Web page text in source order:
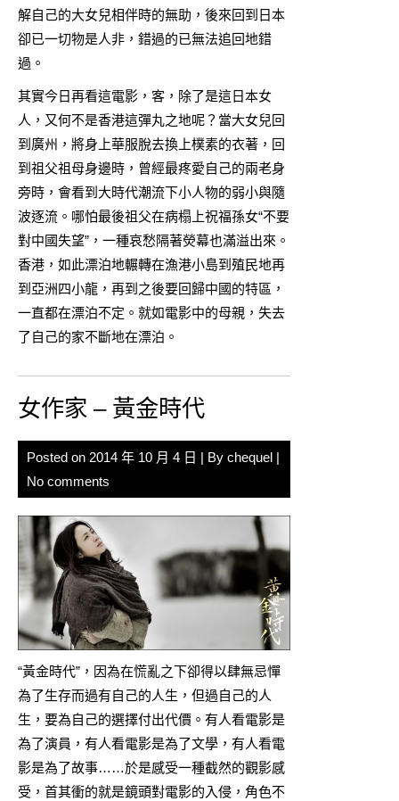
解自己的大女兒相伴時的無助，後來回到日本
卻已一切物是人非，錯過的已無法追回地錯
過。
其實今日再看這電影，客，除了是這日本女
人，又何不是香港這彈丸之地呢？當大女兒回
到廣州，將身上華服脫去換上樸素的衣著，回
到祖父祖母身邊時，曾經最疼愛自己的兩老身
旁時，會看到大時代潮流下小人物的弱小與隨
波逐流。哪怕最後祖父在病榻上祝福孫女“不要
對中國失望”，一種哀愁隔著熒幕也滿溢出來。
香港，如此漂泊地輾轉在漁港小島到殖民地再
到亞洲四小龍，再到之後要回歸中國的特區，
一直都在漂泊不定。就如電影中的母親，失去
了自己的家不斷地在漂泊。
女作家 – 黃金時代
Posted on 2014 年 10 月 4 日 | By chequel
No comments
“黃金時代”，因為在慌亂之下卻得以肆無忌憚
為了生存而過有自己的人生，但過自己的人
生，要為自己的選擇付出代價。有人看電影是
為了演員，有人看電影是為了文學，有人看電
影是為了故事……於是感受一種截然的觀影感
受，首其衝的就是鏡頭對電影的入侵，角色不